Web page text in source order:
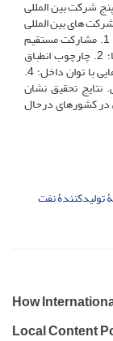
شرکت بین المللی
های بین المللی
نفت و گاز می پردازند تعیین و تجزیه و تحلیل شدند: 1. مشارکت مستقیم
برای بازنگری در الزامات توان داخل مدنظر دولت ها؛ 2. چارچوب انطباق
قانونی؛ 3. کسب وکار با هدف دنبال کردن راهبرد هایی با توان داخل؛ 4.
نتایج تحقیق نشان
در کشورهای درحال
نفت
How
Local Content